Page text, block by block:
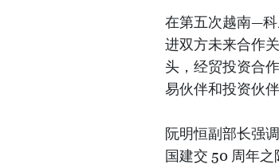
在第五次越南—
进双方未来合作
头，经贸投资合
易伙伴和投资伙伴
阮明恒副部长强
国建交 50 周年之